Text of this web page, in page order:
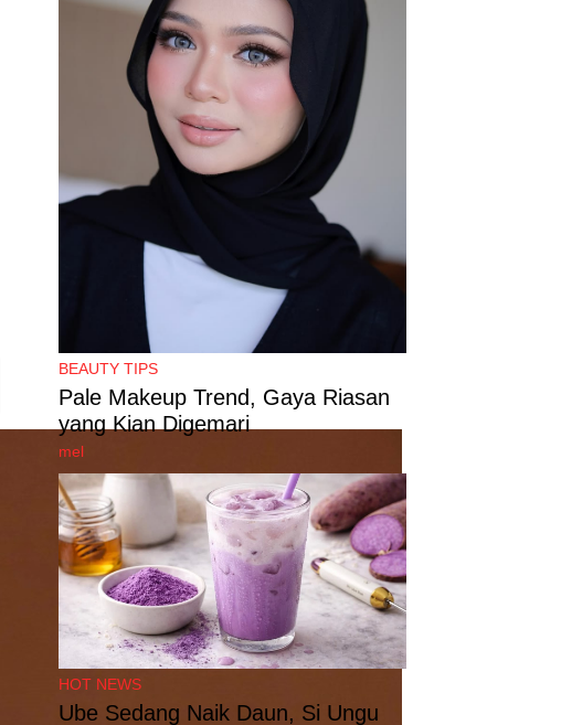
BEAUTY TIPS
Pale Makeup Trend, Gaya Riasan
yang Kian Digemari
mel
HOT NEWS
Ube Sedang Naik Daun, Si Ungu